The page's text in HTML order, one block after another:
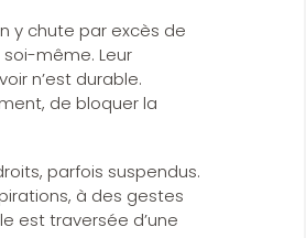
y chute par excès de
soi-même. Leur
n’est durable.
de bloquer la
parfois suspendus.
à des gestes
est traversée d’une